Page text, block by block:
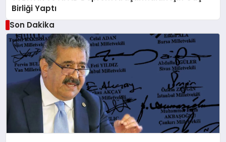
Birliği Yaptı
Son Dakika